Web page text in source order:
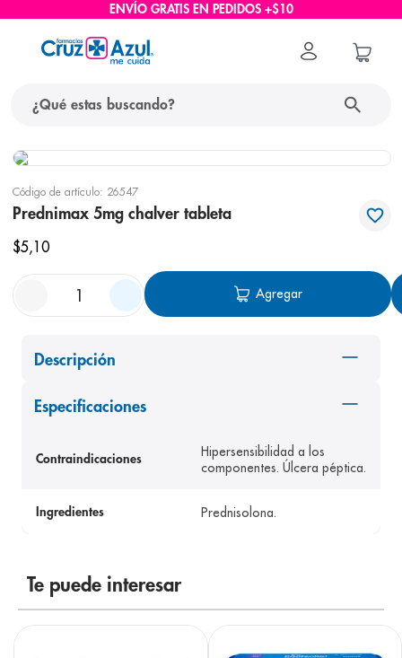
ENVÍO GRATIS EN PEDIDOS +$10
Código de artículo: 26547
Prednimax 5mg chalver tableta
$5,10
Agregar
Descripción
Especificaciones
Contraindicaciones
Hipersensibilidad a los
componentes. Úlcera péptica.
Ingredientes Prednisolona.
Te puede interesar
términos más buscados
1
6. shampoo
9. pediasure